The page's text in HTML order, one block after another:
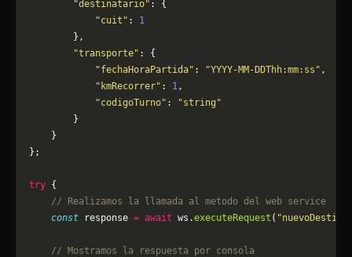
        "destinatario"
: {
            "cuit"
: 1
        },
        "transporte"
: {
            "fechaHoraPartida"
: "YYYY-MM-DDThh:mm:ss" ,
            "kmRecorrer"
: 1,
            "codigoTurno"
:
"string"
        }
    }
};
try {
    // Realizamos la llamada al metodo del web service
    const
response = await ws.executeRequest (
    // Mostramos la respuesta por consola